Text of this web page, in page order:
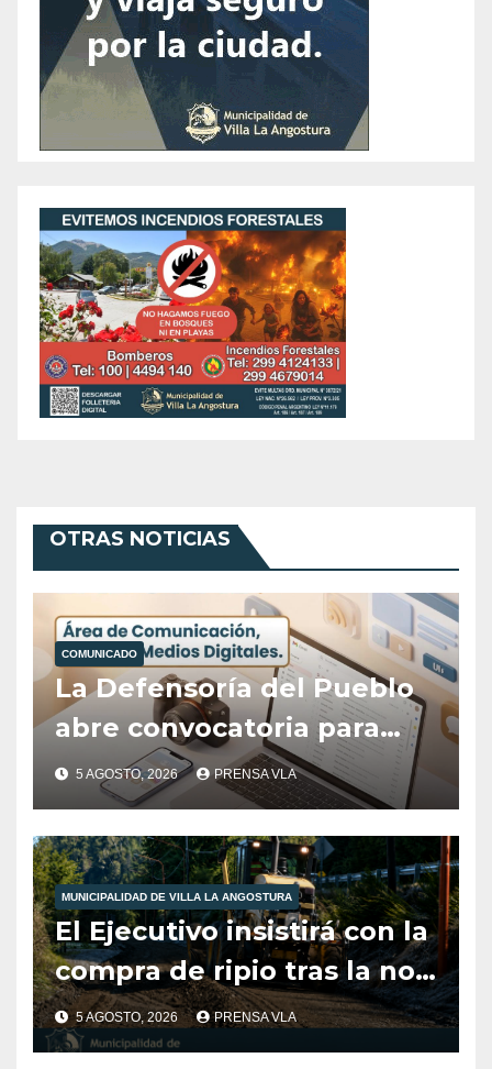
OTRAS NOTICIAS
COMUNICADO
La Defensoría del Pueblo
abre convocatoria para
cubrir el área de
Comunicación, Prensa y
Medios Digitales
5 AGOSTO, 2026 PRENSA VLA
MUNICIPALIDAD DE VILLA LA ANGOSTURA
El Ejecutivo insistirá con la
compra de ripio tras la no
aprobación del Concejo en
2025.
5 AGOSTO, 2026 PRENSA VLA